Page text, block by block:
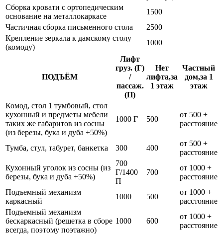
Сборка кровати с ортопедическим
основание на металлокаркасе
1500
Частичная сборка письменного стола
2500
Крепление зеркала к дамскому столу
(комоду)
1000
ПОДЪЁМ
Лифт
груз. (Г)
/
пассаж.
(П)
Нет
лифта,за
1 этаж
Частный
дом,за 1
этаж
Комод, стол 1 тумбовый, стол
кухонный и предметы мебели
таких же габаритов из сосны
(из березы, бука и дуба +50%)
1000 Г 500
от 500 +
расстояние
Тумба, стул, табурет, банкетка 300 400
от 500 +
расстояние
Кухонный уголок из сосны (из
березы, бука и дуба +50%)
700
Г/1400
П
700
от 1000 +
расстояние
Подъемный механизм
каркасный
1000 500
от 1000 +
расстояние
Подъемный механизм
бескаркасный (решетка в сборе
всегда, поэтому поэтажно)
1000 600
от 1000 +
расстояние